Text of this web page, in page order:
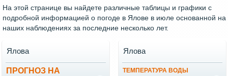
На этой странице вы найдете различные таблицы и графики с
подробной информацией о погоде в Ялове в июле основанной на
наших наблюдениях за последние несколько лет.
ПРОГНОЗ НА
Ялова
ТЕМПЕРАТУРА ВОДЫ
Ялова